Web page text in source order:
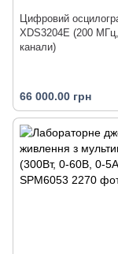
Цифровий
XDS3204E (200
канали)
66 000.00 грн